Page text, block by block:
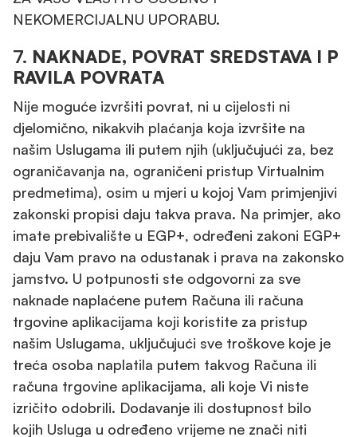
NEKOMERCIJALNU UPORABU.
7. NAKNADE, POVRAT SREDSTAVA I P
RAVILA POVRATA
Nije moguće izvršiti povrat, ni u cijelosti ni
djelomično, nikakvih plaćanja koja izvršite na
našim Uslugama ili putem njih (uključujući za, bez
ograničavanja na, ograničeni pristup Virtualnim
predmetima), osim u mjeri u kojoj Vam primjenjivi
zakonski propisi daju takva prava. Na primjer, ako
imate prebivalište u EGP+, određeni zakoni EGP+
daju Vam pravo na odustanak i prava na zakonsko
jamstvo. U potpunosti ste odgovorni za sve
naknade naplaćene putem Računa ili računa
trgovine aplikacijama koji koristite za pristup
našim Uslugama, uključujući sve troškove koje je
treća osoba naplatila putem takvog Računa ili
računa trgovine aplikacijama, ali koje Vi niste
izričito odobrili. Dodavanje ili dostupnost bilo
kojih Usluga u određeno vrijeme ne znači niti